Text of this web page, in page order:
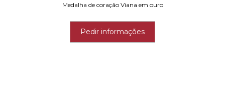
Medalha de coração Viana em ouro
Pedir informações